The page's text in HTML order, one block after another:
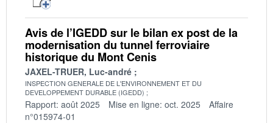
Avis de l’IGEDD sur le bilan ex post de la
modernisation du tunnel ferroviaire
historique du Mont Cenis
JAXEL-TRUER, Luc-andré
INSPECTION GENERALE DE L'ENVIRONNEMENT ET DU
DEVELOPPEMENT DURABLE (IGEDD)
Rapport: août 2025 Mise en ligne: oct. 2025
Affaire
n°015974-01